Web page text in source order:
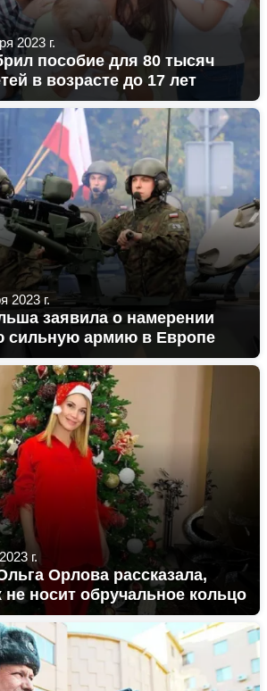
2023 г.
пособие для 80 тысяч
в возрасте до 17 лет
2023 г.
заявила о намерении
сильную армию в Европе
г.
Орлова рассказала,
носит обручальное кольцо